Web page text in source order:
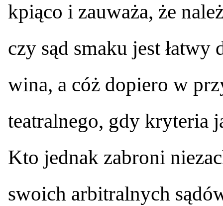
kpiąco i zauważa, że
czy sąd smaku jest
wina, a cóż dopiero w
teatralnego, gdy kryteria
Kto jednak zabroni
swoich arbitralnych